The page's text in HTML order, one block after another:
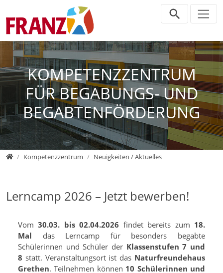
Direkt zur Hauptnavigation springen
Direkt zum Inhalt springen
Zur Unternavigation springen
KOMPETENZZENTRUM
FÜR BEGABUNGS- UND
BEGABTENFÖRDERUNG
HomeKompetenzzentrum Neuigkeiten / Aktuelles
Lerncamp 2026 – Jetzt bewerben!
Vom30.03. bis 02.04.2026 findet bereits zum 18.
Mal das Lerncamp für besonders begabte
Schülerinnen und Schüler der Klassenstufen 7 und
8 statt. Veranstaltungsort ist das Naturfreundehaus
Grethen. Teilnehmen können 10 Schülerinnen und